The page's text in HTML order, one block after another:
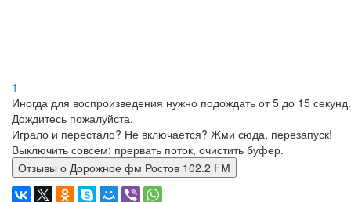
1
Иногда для воспроизведения нужно подождать от 5 до 15 секунд.
Дождитесь пожалуйста.
Играло и перестало? Не включается? Жми сюда, перезапуск!
Выключить совсем: прервать поток, очистить буфер.
Отзывы о Дорожное фм Ростов 102.2 FM